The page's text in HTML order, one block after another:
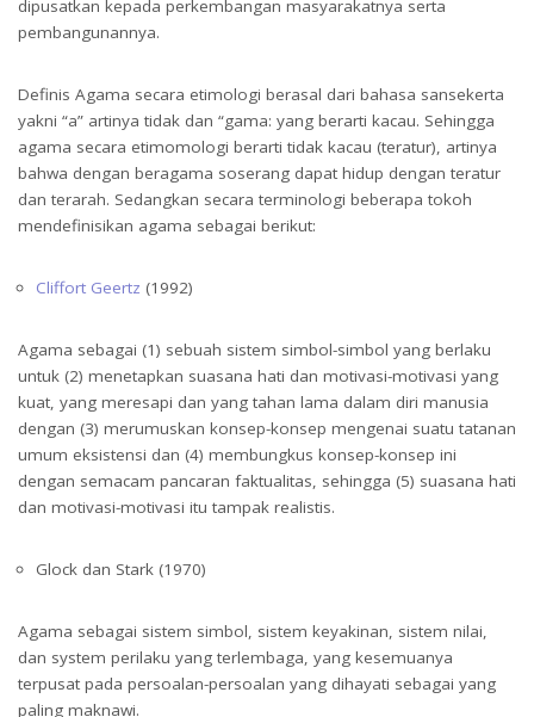
Tipologi Masyarakat Agama Perspektif Sosiologi Agama
dipusatkan kepada perkembangan masyarakatnya serta
pembangunannya.
Definis Agama secara etimologi berasal dari bahasa sansekerta
yakni “a” artinya tidak dan “gama: yang berarti kacau. Sehingga
agama secara etimomologi berarti tidak kacau (teratur), artinya
bahwa dengan beragama soserang dapat hidup dengan teratur
dan terarah. Sedangkan secara terminologi beberapa tokoh
mendefinisikan agama sebagai berikut:
Cliffort Geertz (1992)
Agama sebagai (1) sebuah sistem simbol-simbol yang berlaku
untuk (2) menetapkan suasana hati dan motivasi-motivasi yang
kuat, yang meresapi dan yang tahan lama dalam diri manusia
dengan (3) merumuskan konsep-konsep mengenai suatu tatanan
umum eksistensi dan (4) membungkus konsep-konsep ini
dengan semacam pancaran faktualitas, sehingga (5) suasana hati
dan motivasi-motivasi itu tampak realistis.
Glock dan Stark (1970)
Agama sebagai sistem simbol, sistem keyakinan, sistem nilai,
dan system perilaku yang terlembaga, yang kesemuanya
terpusat pada persoalan-persoalan yang dihayati sebagai yang
paling maknawi.